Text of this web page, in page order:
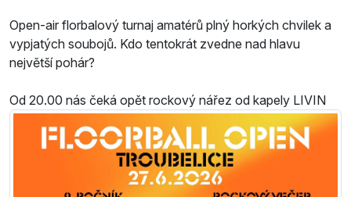
Open-air florbalový turnaj amatérů plný horkých chvilek a
vypjatých soubojů. Kdo tentokrát zvedne nad hlavu
největší pohár?
Od 20.00 nás čeká opět rockový nářez od kapely LIVIN